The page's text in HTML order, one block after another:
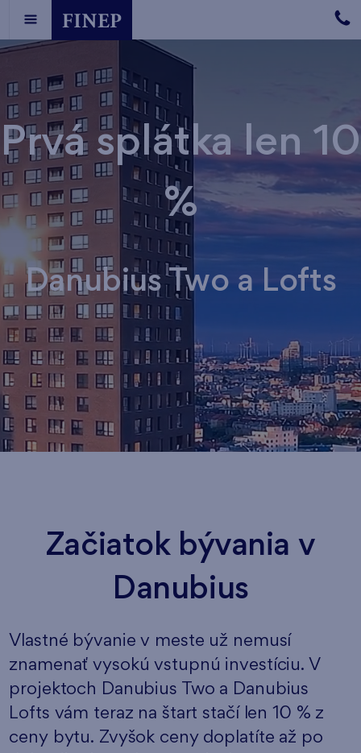
Prvá splátka len 10
%
Danubius Two a Lofts
Začiatok bývania v
Danubius
Vlastné bývanie v meste už nemusí
znamenať vysokú vstupnú investíciu. V
projektoch Danubius Two a Danubius
Lofts vám teraz na štart stačí len 10 % z
ceny bytu. Zvyšok ceny doplatíte až po